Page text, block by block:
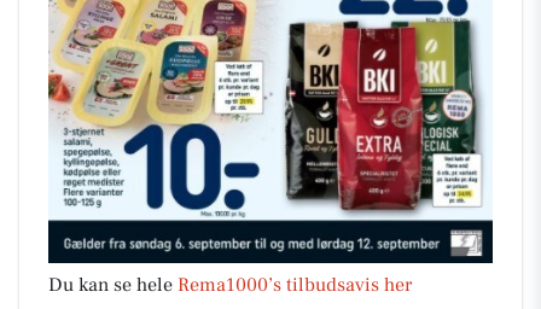
Du kan se hele Rema1000’s tilbudsavis her